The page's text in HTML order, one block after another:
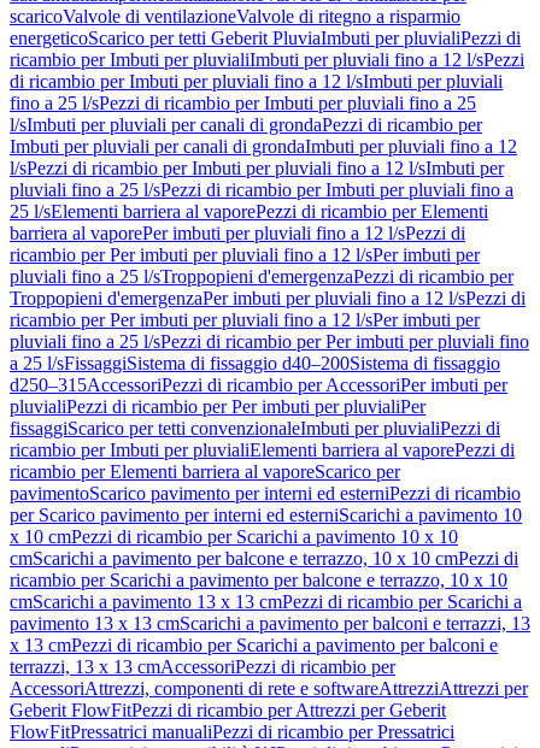
scaricoValvole di ventilazioneValvole di ritegno a risparmio
energeticoScarico per tetti Geberit PluviaImbuti per pluvialiPezzi di
ricambio per Imbuti per pluvialiImbuti per pluviali fino a 12 l/sPezzi
di ricambio per Imbuti per pluviali fino a 12 l/sImbuti per pluviali
fino a 25 l/sPezzi di ricambio per Imbuti per pluviali fino a 25
l/sImbuti per pluviali per canali di grondaPezzi di ricambio per
Imbuti per pluviali per canali di grondaImbuti per pluviali fino a 12
l/sPezzi di ricambio per Imbuti per pluviali fino a 12 l/sImbuti per
pluviali fino a 25 l/sPezzi di ricambio per Imbuti per pluviali fino a
25 l/sElementi barriera al vaporePezzi di ricambio per Elementi
barriera al vaporePer imbuti per pluviali fino a 12 l/sPezzi di
ricambio per Per imbuti per pluviali fino a 12 l/sPer imbuti per
pluviali fino a 25 l/sTroppopieni d'emergenzaPezzi di ricambio per
Troppopieni d'emergenzaPer imbuti per pluviali fino a 12 l/sPezzi di
ricambio per Per imbuti per pluviali fino a 12 l/sPer imbuti per
pluviali fino a 25 l/sPezzi di ricambio per Per imbuti per pluviali fino
a 25 l/sFissaggiSistema di fissaggio d40–200Sistema di fissaggio
d250–315AccessoriPezzi di ricambio per AccessoriPer imbuti per
pluvialiPezzi di ricambio per Per imbuti per pluvialiPer
fissaggiScarico per tetti convenzionaleImbuti per pluvialiPezzi di
ricambio per Imbuti per pluvialiElementi barriera al vaporePezzi di
ricambio per Elementi barriera al vaporeScarico per
pavimentoScarico pavimento per interni ed esterniPezzi di ricambio
per Scarico pavimento per interni ed esterniScarichi a pavimento 10
x 10 cmPezzi di ricambio per Scarichi a pavimento 10 x 10
cmScarichi a pavimento per balcone e terrazzo, 10 x 10 cmPezzi di
ricambio per Scarichi a pavimento per balcone e terrazzo, 10 x 10
cmScarichi a pavimento 13 x 13 cmPezzi di ricambio per Scarichi a
pavimento 13 x 13 cmScarichi a pavimento per balconi e terrazzi, 13
x 13 cmPezzi di ricambio per Scarichi a pavimento per balconi e
terrazzi, 13 x 13 cmAccessoriPezzi di ricambio per
AccessoriAttrezzi, componenti di rete e softwareAttrezziAttrezzi per
Geberit FlowFitPezzi di ricambio per Attrezzi per Geberit
FlowFitPressatrici manualiPezzi di ricambio per Pressatrici